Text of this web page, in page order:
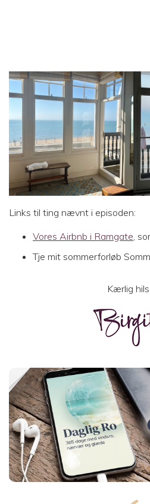
Links til ting nævnt i episoden:
Vores Airbnb i Ramgate,
Tje mit sommerforløb
Kærlig